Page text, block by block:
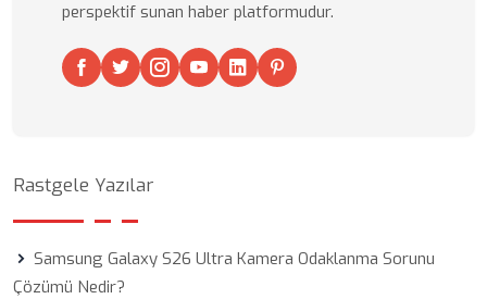
perspektif sunan haber platformudur.
Rastgele Yazılar
Samsung Galaxy S26 Ultra Kamera Odaklanma Sorunu
Çözümü Nedir?